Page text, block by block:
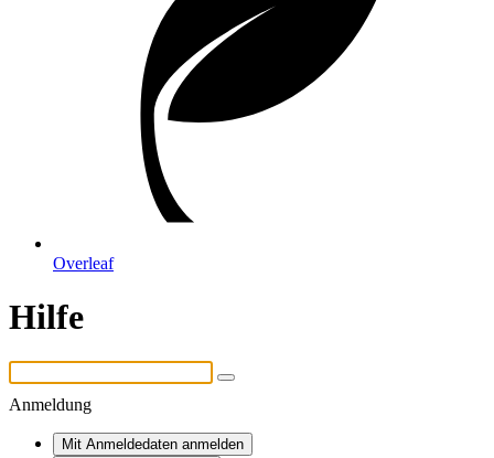
Overleaf
Hilfe
Anmeldung
Mit Anmeldedaten anmelden